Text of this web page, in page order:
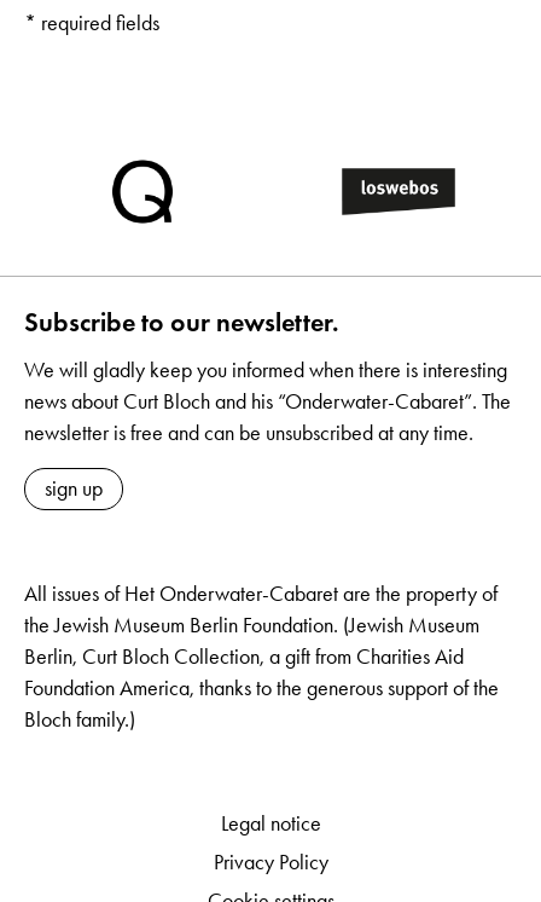
* required fields
Subscribe to our newsletter.
We will gladly keep you informed when there is interesting
news about Curt Bloch and his “Onderwater-Cabaret”. The
newsletter is free and can be unsubscribed at any time.
sign up
All issues of Het Onderwater-Cabaret are the property of
the Jewish Museum Berlin Foundation. (Jewish Museum
Berlin, Curt Bloch Collection, a gift from Charities Aid
Foundation America, thanks to the generous support of the
Bloch family.)
Legal notice
Privacy Policy